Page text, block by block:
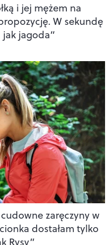
i jej mężem na
W sekundę
jagoda”
zaręczyny w
dostałam tylko
Rysy”